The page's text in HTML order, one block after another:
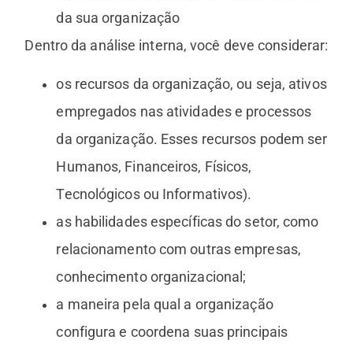
da sua organização
Dentro da análise interna, você deve considerar:
os recursos da organização, ou seja, ativos
empregados nas atividades e processos
da organização. Esses recursos podem ser
Humanos, Financeiros, Físicos,
Tecnológicos ou Informativos).
as habilidades específicas do setor, como
relacionamento com outras empresas,
conhecimento organizacional;
a maneira pela qual a organização
configura e coordena suas principais